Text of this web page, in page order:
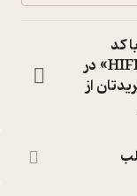
«HIFIDIBO» در
از